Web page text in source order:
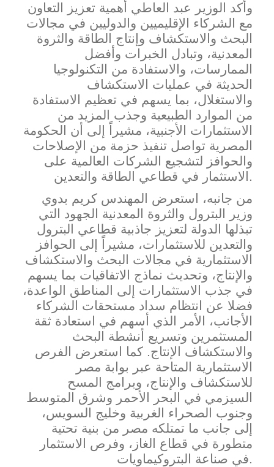
وأكد الوزير عبد العاطي أهمية تعزيز التعاون
مع الشركاء الإقليميين والدوليين في مجالات
البحث والاستكشاف وإنتاج الطاقة والثروة
المعدنية، وتبادل الخبرات وأفضل
الممارسات، والاستفادة من التكنولوجيا
الحديثة في عمليات الاستكشاف
والاستغلال، بما يسهم في تعظيم الاستفادة
من الموارد الطبيعية وجذب المزيد من
الاستثمارات الأجنبية، مشيراً إلى أن الحكومة
المصرية تواصل تنفيذ حزمة من الإصلاحات
والحوافز لتشجيع الشركات العالمية على
الاستثمار في قطاعي الطاقة والتعدين.
من جانبه، استعرض المهندس كريم بدوي
وزير البترول والثروة المعدنية الجهود التي
تبذلها الدولة لتعزيز جاذبية قطاعي البترول
والتعدين للاستثمارات، مشيراً إلى الحوافز
الاستثمارية في مجالات البحث والاستكشاف
والإنتاج، وتحديث نماذج الاتفاقيات بما يسهم
في جذب الاستثمارات إلى المناطق الواعدة،
فضلا عن انتظام سداد مستحقات الشركاء
الأجانب، الأمر الذي أسهم في استعادة ثقة
المستثمرين وتسريع أنشطة البحث
والاستكشاف الإنتاج. كما استعرض الفرص
الاستثمارية المتاحة عبر بوابة مصر
للاستكشاف والإنتاج، وبرامج المسح
السيزمي في البحر الأحمر وشرق المتوسط
وجنوب الصحراء الغربية وخليج السويس،
إلى جانب ما تمتلكه مصر من بنية تحتية
متطورة في قطاع الغاز، وفرص الاستثمار
في صناعة البتروكيماويات.